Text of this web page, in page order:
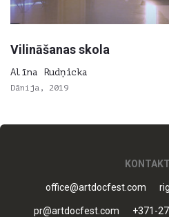
Vilināšanas skola
Alīna Rudņicka
Dānija, 2019
KONTAKTI
office@artdocfest.com
pr@artdocfest.com +371-